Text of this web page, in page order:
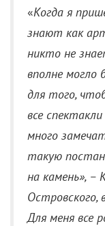
«Когда я
знают как
никто не
вполне
для того,
все
много
такую
на камень», –
Островского,
Для меня все